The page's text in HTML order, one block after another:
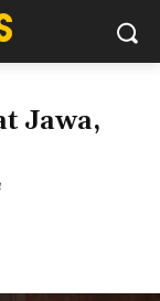
Jawa,